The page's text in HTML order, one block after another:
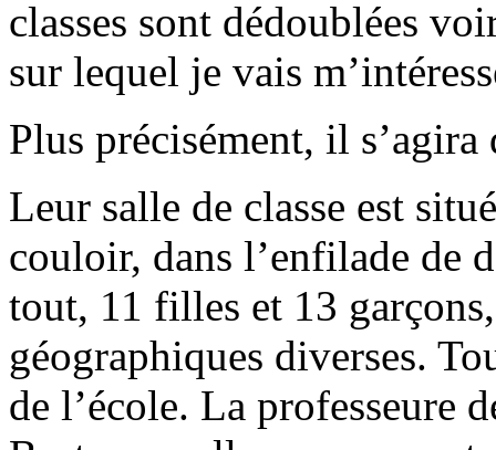
classes sont dédoublées
sur lequel je vais
Plus précisément, il
Leur salle de classe est
couloir, dans l’enfilade de
tout, 11 filles et 13
géographiques diverses.
de l’école. La professeure